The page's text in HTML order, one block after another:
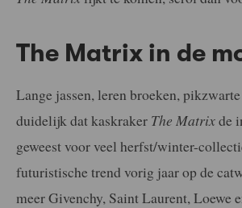
The Matrix in de
Lange jassen, leren broeken,
duidelijk dat kaskraker The Matrixde
geweest voor veel herfst/winter-
futuristische trend vorig jaar op de
meer Givenchy, Saint Laurent, Loewe